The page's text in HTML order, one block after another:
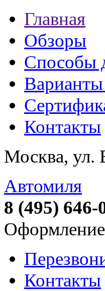
Главная
Обзоры
Способы
Контакты
Москва, ул.
Автомиля
8 (495) 646-
Оформление
Контакты